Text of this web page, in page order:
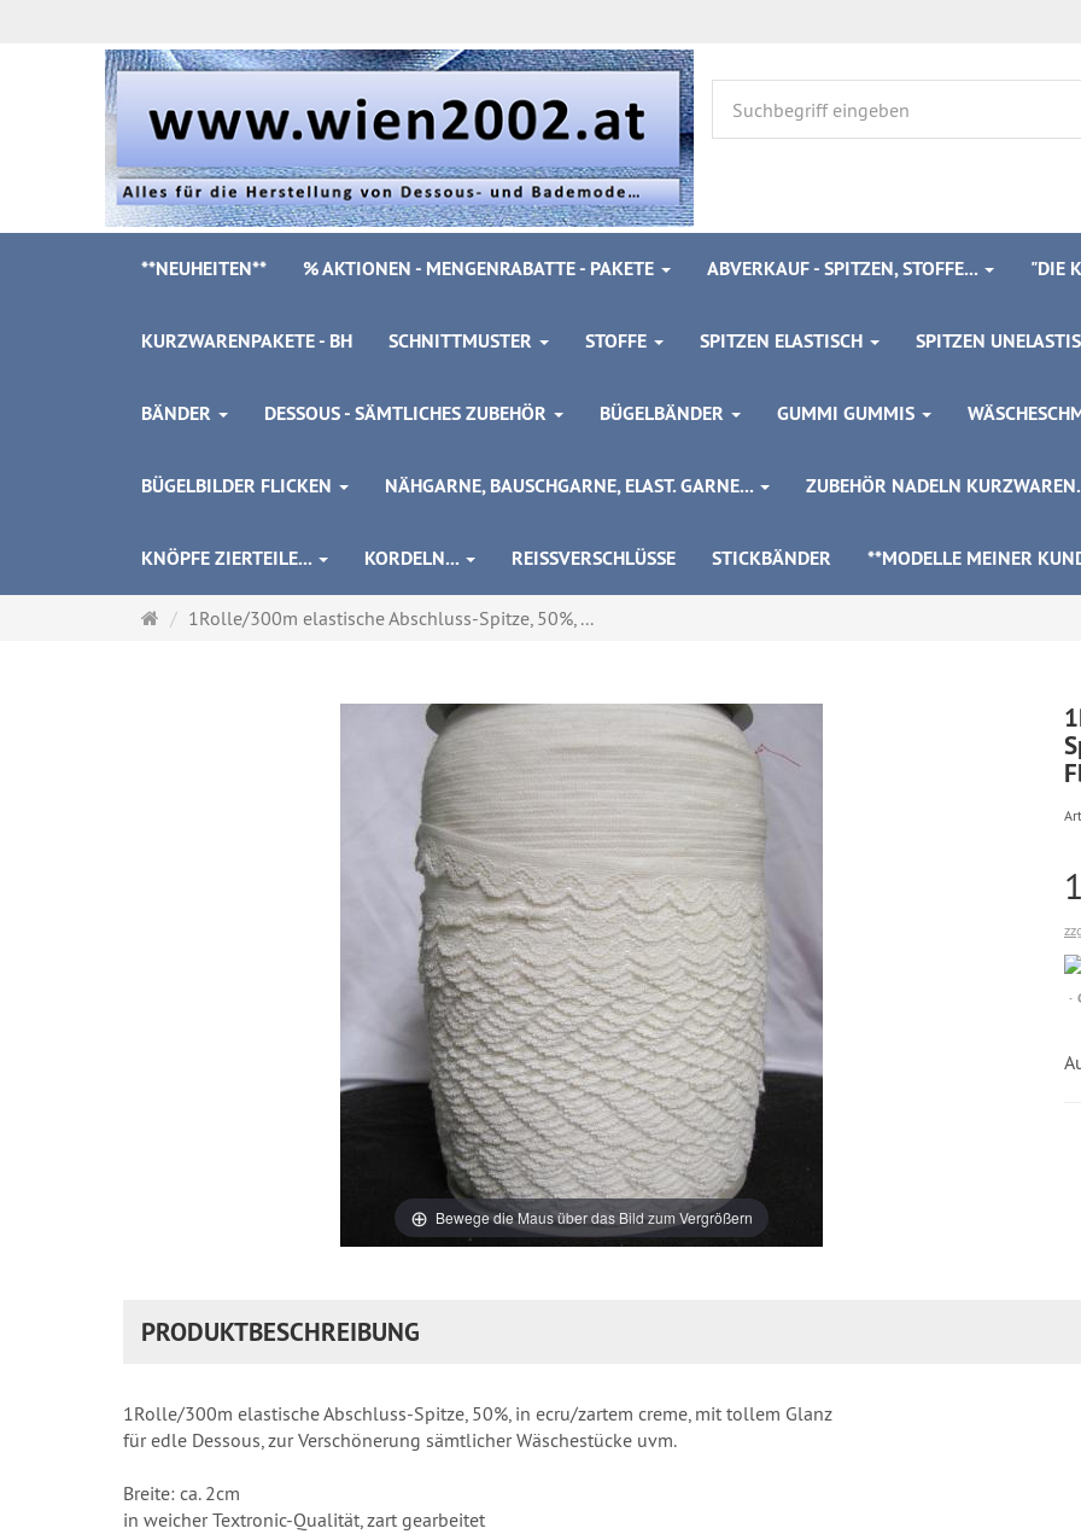
**NEUHEITEN** % AKTIONEN - MENGENRABATTE - PAKETE ABVERKAUF - SPITZEN, STOFFE... "DIE
KURZWARENPAKETE - BH SCHNITTMUSTER STOFFE SPITZEN ELASTISCH SPITZEN
BÄNDER DESSOUS - SÄMTLICHES ZUBEHÖR BÜGELBÄNDER GUMMI GUMMIS
BÜGELBILDER FLICKEN NÄHGARNE, BAUSCHGARNE, ELAST. GARNE... ZUBEHÖR NADELN
KNÖPFE ZIERTEILE... KORDELN... REISSVERSCHLÜSSE STICKBÄNDER **MODELLE MEINER
Startseite
1Rolle/300m elastische Abschluss-Spitze, 50%, ...
Bewege die Maus über das Bild zum Vergrößern
PRODUKTBESCHREIBUNG
1Rolle/300m elastische Abschluss-Spitze, 50%, in ecru/zartem creme, mit tollem Glanz
für edle Dessous, zur Verschönerung sämtlicher Wäschestücke uvm.
Breite: ca. 2cm
in weicher Textronic-Qualität, zart gearbeitet